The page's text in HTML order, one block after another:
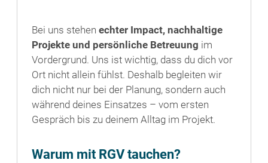
Bei uns stehen echter Impact, nachhaltige
Projekte und persönliche Betreuung im
Vordergrund. Uns ist wichtig, dass du dich vor
Ort nicht allein fühlst. Deshalb begleiten wir
dich nicht nur bei der Planung, sondern auch
während deines Einsatzes – vom ersten
Gespräch bis zu deinem Alltag im Projekt.
Warum mit RGV tauchen?